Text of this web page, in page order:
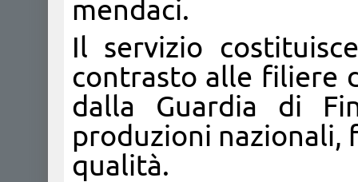
mendaci.
Il servizio
contrasto alle filiere
dalla Guardia di
produzioni nazionali,
qualità.​